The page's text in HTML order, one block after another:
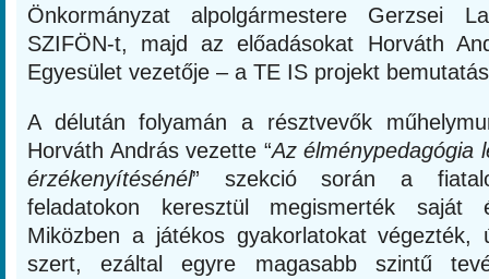
Önkormányzat alpolgármestere Gerzsei
SZIFÖN-t, majd az előadásokat Horváth
Egyesület vezetője – a TE IS projekt
A délután folyamán a résztvevők
Horváth András vezette “Az élménypedagógia
érzékenyítésénél” szekció során a
feladatokon keresztül megismerték saját
Miközben a játékos gyakorlatokat végezték,
szert, ezáltal egyre magasabb szintű